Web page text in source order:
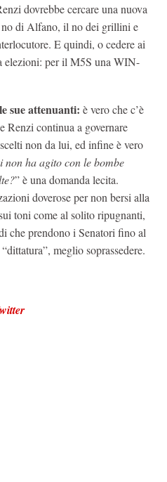
dovrebbe cercare una nuova
no di Alfano, il no dei grillini e
E quindi, o cedere ai
elezioni: per il M5S una WIN-
sue attenuanti: è vero che c’è
Renzi continua a governare
non da lui, ed infine è vero
non ha agito con le bombe
” è una domanda lecita.
doverose per non bersi alla
toni come al solito ripugnanti,
che prendono i Senatori fino al
meglio soprassedere.